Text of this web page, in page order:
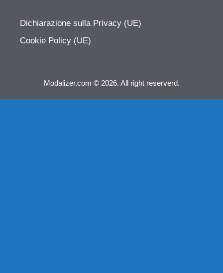
Dichiarazione sulla Privacy (UE)
Cookie Policy (UE)
Modalizer.com © 2026. All right reserverd.